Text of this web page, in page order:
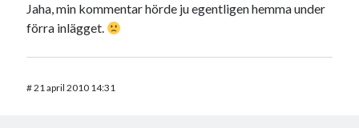
Jaha, min kommentar hörde ju egentligen hemma under
förra inlägget.
#21 april 2010 14:31